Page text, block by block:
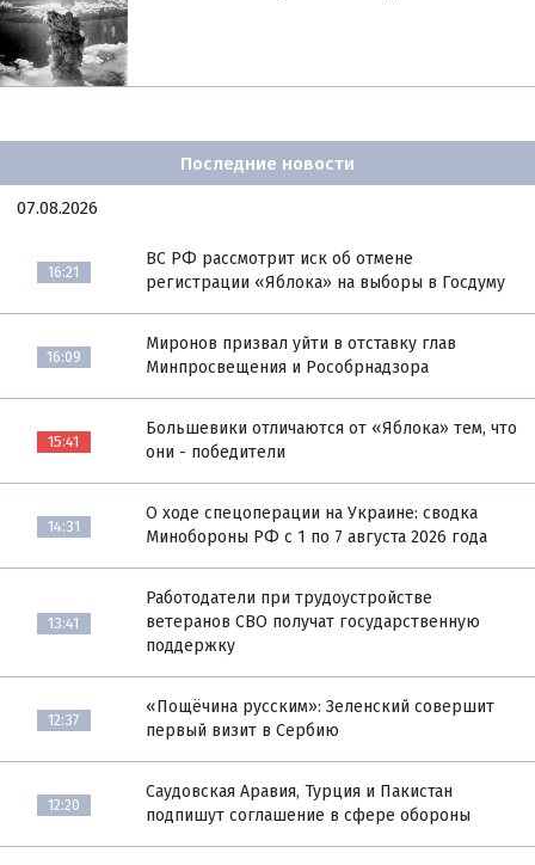
Последние новости
07.08.2026
16:21
ВС РФ рассмотрит иск об отмене
регистрации «Яблока» на выборы в Госдуму
16:09
Миронов призвал уйти в отставку глав
Минпросвещения и Рособрнадзора
15:41
Большевики отличаются от «Яблока» тем, что
они - победители
14:31
О ходе спецоперации на Украине: сводка
Минобороны РФ с 1 по 7 августа 2026 года
13:41
Работодатели при трудоустройстве
ветеранов СВО получат государственную
поддержку
12:37
«Пощёчина русским»: Зеленский совершит
первый визит в Сербию
12:20
Саудовская Аравия, Турция и Пакистан
подпишут соглашение в сфере обороны